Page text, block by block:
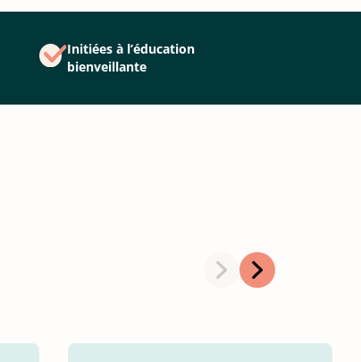
Initiées à l’éducation
bienveillante